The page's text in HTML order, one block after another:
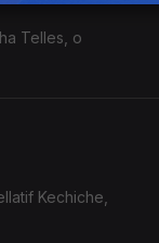
Kechiche,